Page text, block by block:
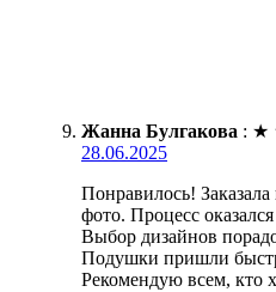
Жанна Булгакова : ★
28.06.2025
Понравилось!
фото. Процесс
Выбор дизайнов
Подушки пришли
Рекомендую всем, кто